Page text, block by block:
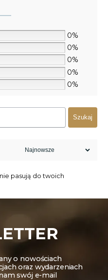
0%
0%
0%
0%
0%
Szukaj
pasują do twoich
o nowościach
oraz wydarzeniach
swój e-mail